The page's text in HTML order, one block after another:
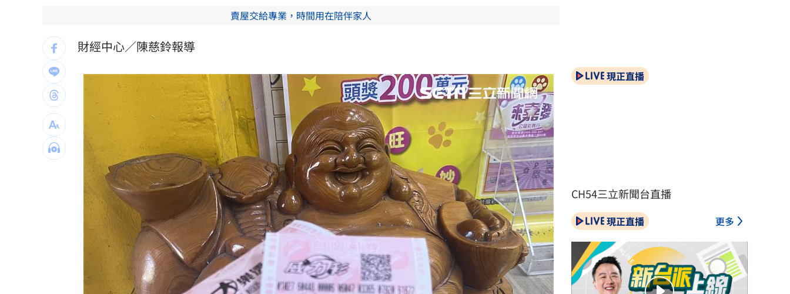
父親節真的快樂嗎？房貸10年暴增逾400萬
慈濟遭詐10億買疫苗！他點出更麻煩的問題 22:56
日神級甜點快閃台北！連5天「買一送一」 22:53
圖書館借書作者賺什麼？菜販作家：有錢領 22:53
逾21萬員工受惠！美銀年砸78億補助瘦瘦針 22:50
屏東綠鬣蜥已抓9萬隻 最強獵人領98萬元 22:49
台灣彩券開獎直播中 20:31
LIVE三立+24小時直播 15:27
三立iNEWS新聞台線上直播 18:00
賣屋交給專業，時間用在陪伴家人
財經中心／陳慈鈴報導
現正直播
CH54三立新聞台直播
現正直播 更多